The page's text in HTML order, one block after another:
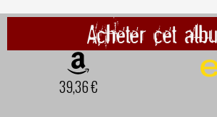
Acheter cet
39,36 €